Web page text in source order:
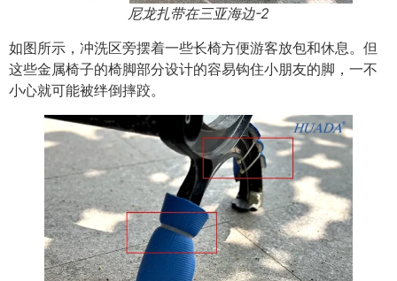
尼龙扎带在三亚海边-2
如图所示，冲洗区旁摆着一些长椅方便游客放包和休息。但
这些金属椅子的椅脚部分设计的容易钩住小朋友的脚，一不
小心就可能被绊倒摔跤。